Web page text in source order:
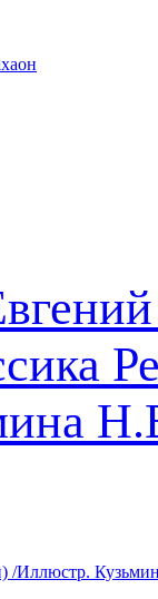
/Иллюстр.